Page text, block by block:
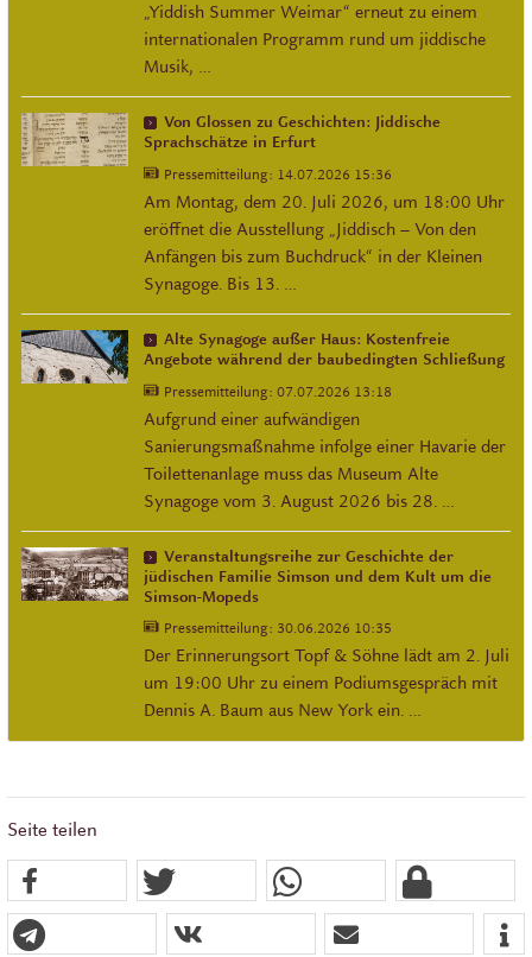
„Yiddish Summer Weimar“ erneut zu einem
internationalen Programm rund um jiddische
Musik, …
Von Glossen zu Geschichten: Jiddische
Sprachschätze in Erfurt
Pressemitteilung: 14.07.2026 15:36
Am Montag, dem 20. Juli 2026, um 18:00 Uhr
eröffnet die Ausstellung „Jiddisch – Von den
Anfängen bis zum Buchdruck“ in der Kleinen
Synagoge. Bis 13. …
Alte Synagoge außer Haus: Kostenfreie
Angebote während der baubedingten Schließung
Pressemitteilung: 07.07.2026 13:18
Aufgrund einer aufwändigen
Sanierungsmaßnahme infolge einer Havarie der
Toilettenanlage muss das Museum Alte
Synagoge vom 3. August 2026 bis 28. …
Veranstaltungsreihe zur Geschichte der
jüdischen Familie Simson und dem Kult um die
Simson-Mopeds
Pressemitteilung: 30.06.2026 10:35
Der Erinnerungsort Topf & Söhne lädt am 2. Juli
um 19:00 Uhr zu einem Podiumsgespräch mit
Dennis A. Baum aus New York ein. …
Seite teilen